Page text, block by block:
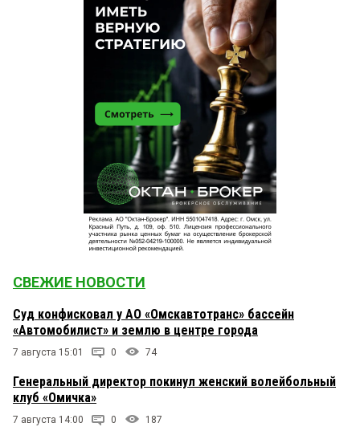
СВЕЖИЕ НОВОСТИ
Суд конфисковал у АО «Омскавтотранс» бассейн
«Автомобилист» и землю в центре города
7 августа 15:01 0 74
Генеральный директор покинул женский волейбольный
клуб «Омичка»
7 августа 14:00 0 187